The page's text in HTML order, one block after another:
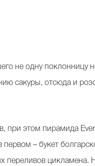
не одну поклонницу
сакуры, отсюда и
этом пирамида
– букет
переливов цикламена.